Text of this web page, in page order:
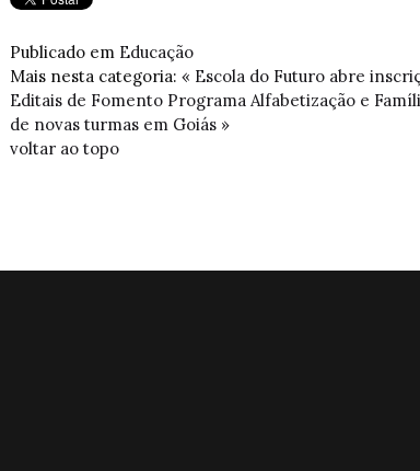
Publicado em Educação
Mais nesta categoria: « Escola do Futuro abre
Editais de Fomento Programa Alfabetização e
de novas turmas em Goiás »
voltar ao topo